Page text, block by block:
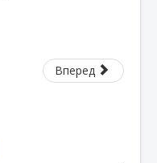
Вперед